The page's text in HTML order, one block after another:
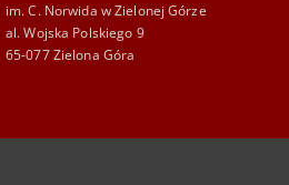
im. C. Norwida w Zielonej Górze
al. Wojska Polskiego 9
65-077 Zielona Góra